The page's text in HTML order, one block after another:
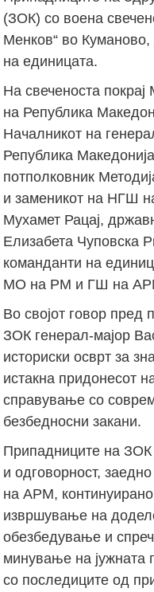
(ЗОК) со воена
Менков“ во Куманово,
на единицата.
На свеченоста
на Република
Началникот на
Република
потполковник
и заменикот на НГШ
Мухамет Рацај,
Елизабета Чуповска
команданти на
МО на РМ и ГШ на
Во својот говор пред
ЗОК генерал-мајор
историски осврт за
истакна придонесот
справување со
безбедносни закани.
Припадниците на ЗОК
и одговорност,
на АРМ,
извршување на
обезбедување и
минување на јужната
со последиците од